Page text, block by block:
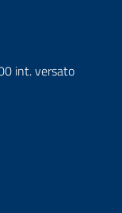
int. versato